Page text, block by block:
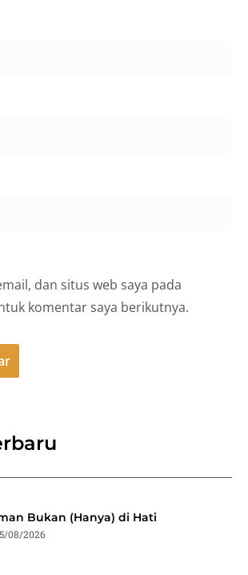
dan situs web saya pada
komentar saya berikutnya.
Bukan (Hanya) di Hati
08/2026